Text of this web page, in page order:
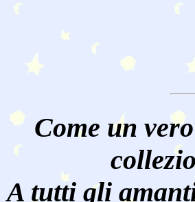
Come un
A tutti gli